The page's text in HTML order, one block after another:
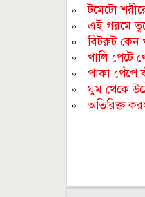
»টমেটো
» এই গরমে
»বিটরুট কেন
» খালি পেটে
» পাকা পেঁপে
»ঘুম থেকে
»অতিরিক্ত